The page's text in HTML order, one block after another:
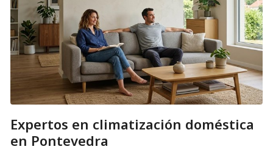
Expertos en climatización doméstica
en Pontevedra